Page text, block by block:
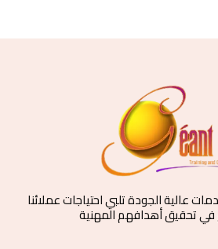
عالية الجودة تلبي احتياجات عملائنا
تحقيق أهدافهم المهنية